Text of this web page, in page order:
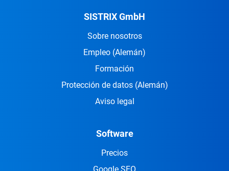
SISTRIX GmbH
Sobre nosotros
Empleo (Alemán)
Formación
Protección de datos (Alemán)
Aviso legal
Software
Precios